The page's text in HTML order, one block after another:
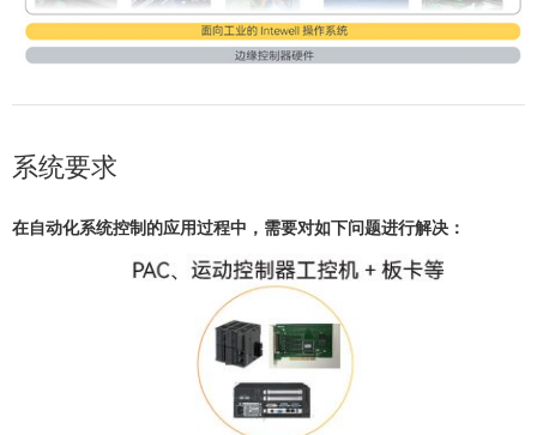
系统要求
在自动化系统控制的应用过程中，需要对如下问题进行解决：